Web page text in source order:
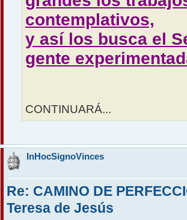
contemplativos,
y así los busca el
gente
CONTINUARÁ...
InHocSignoVinces
Re: CAMINO DE
Teresa de Jesús